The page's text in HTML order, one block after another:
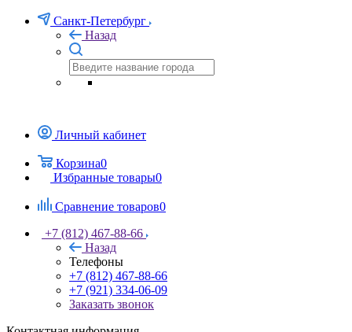
Санкт-Петербург
Назад
Личный кабинет
Корзина0
Избранные товары0
Сравнение товаров0
+7 (812) 467-88-66
Назад
Телефоны
+7 (812) 467-88-66
+7 (921) 334-06-09
Заказать звонок